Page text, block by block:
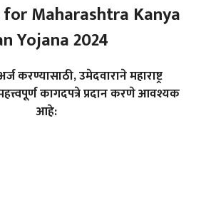
Maharashtra Kanya
Yojana 2024
करण्यासाठी, उमेदवाराने महाराष्ट्र
कागदपत्रे प्रदान करणे आवश्यक
आहे: